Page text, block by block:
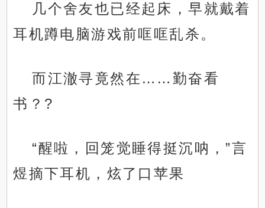
几个舍友也已经起床，早就戴着
耳机蹲电脑游戏前哐哐乱杀。
而江澈寻竟然在……勤奋看
书？?
“醒啦，回笼觉睡得挺沉呐，”言
煜摘下耳机，炫了口苹果